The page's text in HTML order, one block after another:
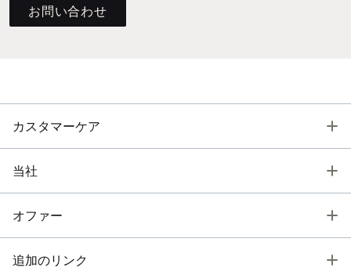
お問い合わせ
カスタマーケア
当社
オファー
追加のリンク